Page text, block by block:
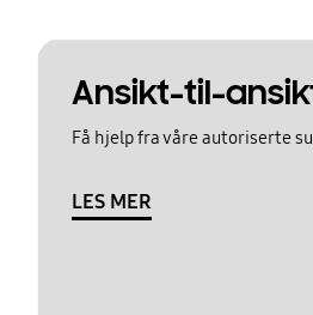
Ansikt-til-
Få hjelp fra våre autoriserte
LES MER